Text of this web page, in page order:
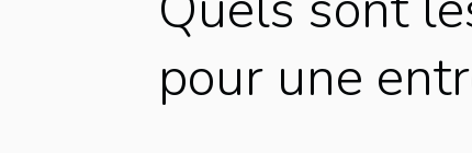
pour une